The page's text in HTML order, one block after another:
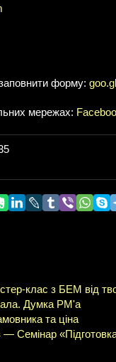
форму:
мережах:
клас з БЕМ від
Думка PM'а
та ціна
Семінар